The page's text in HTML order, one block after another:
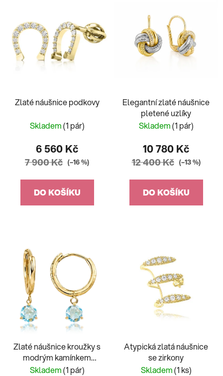
Zlaté náušnice podkovy
Skladem(1 pár)
6 560 Kč
7 900 Kč (–16 %)
DO KOŠÍKU
Elegantní zlaté náušnice
pletené uzlíky
Skladem(1 pár)
10 780 Kč
12 400 Kč (–13 %)
DO KOŠÍKU
Zlaté náušnice kroužky s
modrým kamínkem
1,95g
Skladem(1 pár)
Atypická zlatá náušnice
se zirkony
Skladem(1 ks)